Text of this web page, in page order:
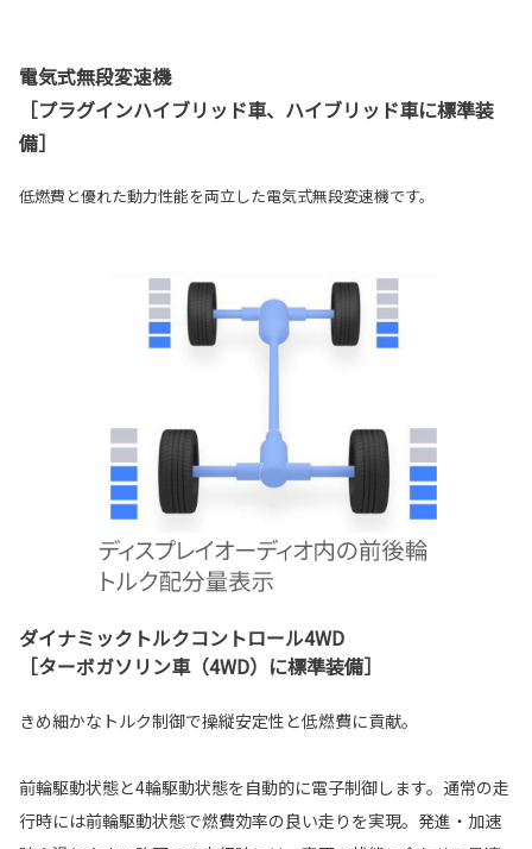
電気式無段変速機
［プラグインハイブリッド車、ハイブリッド車に標準装
備］
低燃費と優れた動力性能を両立した電気式無段変速機です。
ダイナミックトルクコントロール4WD
［ターボガソリン車（4WD）に標準装備］
きめ細かなトルク制御で操縦安定性と低燃費に貢献。
前輪駆動状態と4輪駆動状態を自動的に電子制御します。通常の走
行時には前輪駆動状態で燃費効率の良い走りを実現。発進・加速